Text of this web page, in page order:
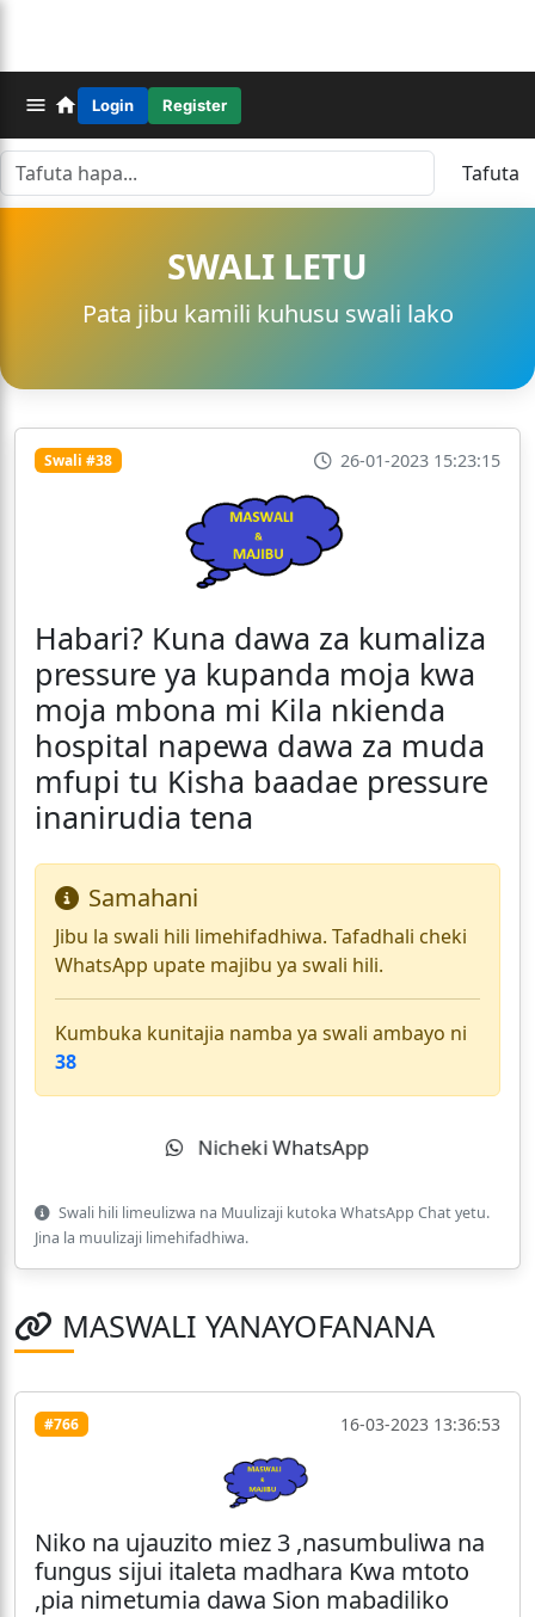
Login Register
Tafuta
SWALI LETU
Pata jibu kamili kuhusu swali lako
Swali #38 26-01-2023 15:23:15
Habari? Kuna dawa za kumaliza
pressure ya kupanda moja kwa
moja mbona mi Kila nkienda
hospital napewa dawa za muda
mfupi tu Kisha baadae pressure
inanirudia tena
Samahani
Jibu la swali hili limehifadhiwa. Tafadhali cheki
WhatsApp upate majibu ya swali hili.
Kumbuka kunitajia namba ya swali ambayo ni
38
Nicheki WhatsApp
Swali hili limeulizwa na Muulizaji kutoka WhatsApp Chat yetu.
Jina la muulizaji limehifadhiwa.
MASWALI YANAYOFANANA
#766 16-03-2023 13:36:53
Niko na ujauzito miez 3 ,nasumbuliwa na
fungus sijui italeta madhara Kwa mtoto
,pia nimetumia dawa Sion mabadiliko